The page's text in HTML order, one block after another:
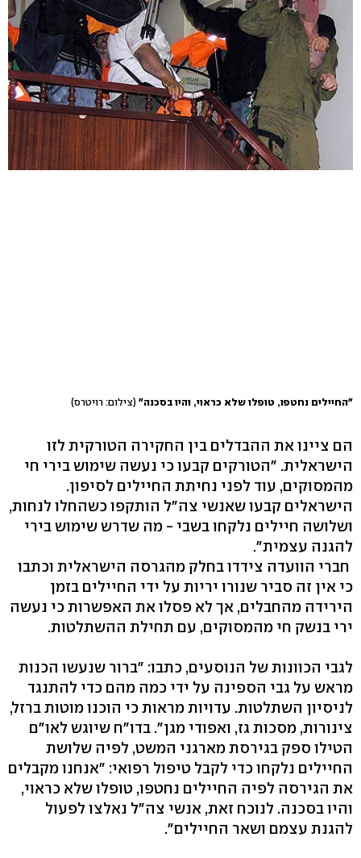
"החיילים נחטפו, טופלו שלא כראוי, והיו בסכנה" (צילום: רויטרס)
הם ציינו את ההבדלים בין החקירה הטורקית לזו
הישראלית. "הטורקים קבעו כי נעשה שימוש בירי חי
מהמסוקים, עוד לפני נחיתת החיילים לסיפון.
הישראלים קבעו שאנשי צה"ל הותקפו כשהחלו לנחות,
ושלושה חיילים נלקחו בשבי - מה שדרש שימוש בירי
להגנה עצמית".
חברי הוועדה צידדו בחלק מהגרסה הישראלית וכתבו
כי אין זה סביר שנורו יריות על ידי החיילים בזמן
הירידה מהחבלים, אך לא פסלו את האפשרות כי נעשה
ירי בנשק חי מהמסוקים, עם תחילת ההשתלטות.
לגבי הכוונות של הנוסעים, כתבו: "ברור שנעשו הכנות
מראש על גבי הספינה על ידי כמה מהם כדי להתנגד
לניסיון השתלטות. עדויות מראות כי הוכנו מוטות ברזל,
צינורות, מסכות גז, ואפודי מגן". בדו"ח שיוגש לאו"ם
הטילו ספק בגירסת מארגני המשט, לפיה שלושת
החיילים נלקחו כדי לקבל טיפול רפואי: "אנחנו מקבלים
את הגירסה לפיה החיילים נחטפו, טופלו שלא כראוי,
והיו בסכנה. לנוכח זאת, אנשי צה"ל נאלצו לפעול
להגנת עצמם ושאר החיילים".